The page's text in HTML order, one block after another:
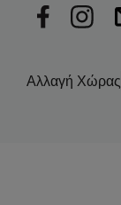
Αλλαγή Χώρας